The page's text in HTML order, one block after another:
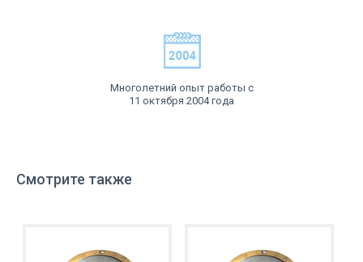
Многолетний опыт работы с
11 октября 2004 года
Смотрите также